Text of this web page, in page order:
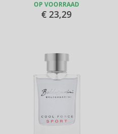
OP VOORRAAD
€ 23,29